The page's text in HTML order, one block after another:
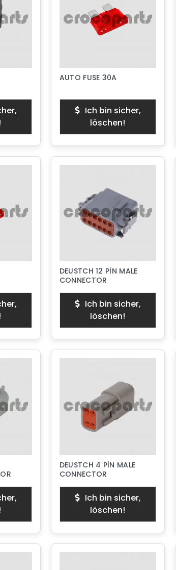
AUTO FUSE 30A
Ich bin sicher,
löschen!
DEUSTCH 12 PİN MALE
CONNECTOR
Ich bin sicher,
löschen!
DEUSTCH 4 PİN MALE
CONNECTOR
Ich bin sicher,
löschen!